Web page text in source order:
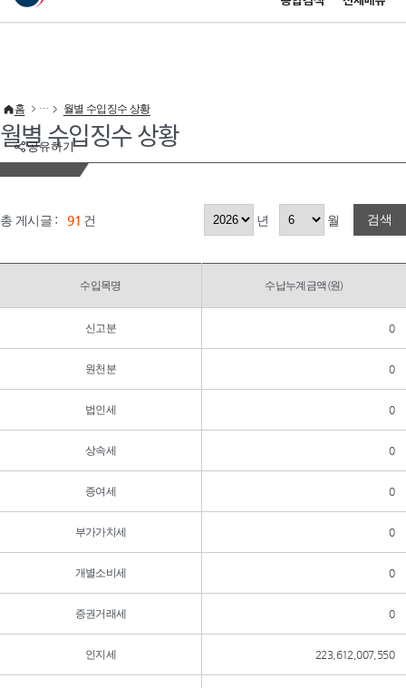
이 누리집은 대한민국 공식 전자정부 누리집입니다.
공유하기
홈 월별 수입징수 상황
월별 수입징수 상황
총 게시글 : 91 건 년 월 검색
수입목명 수납누계금액(원)
신고분 0
원천분 0
법인세 0
상속세 0
증여세 0
부가가치세 0
개별소비세 0
증권거래세 0
인지세 223,612,007,550